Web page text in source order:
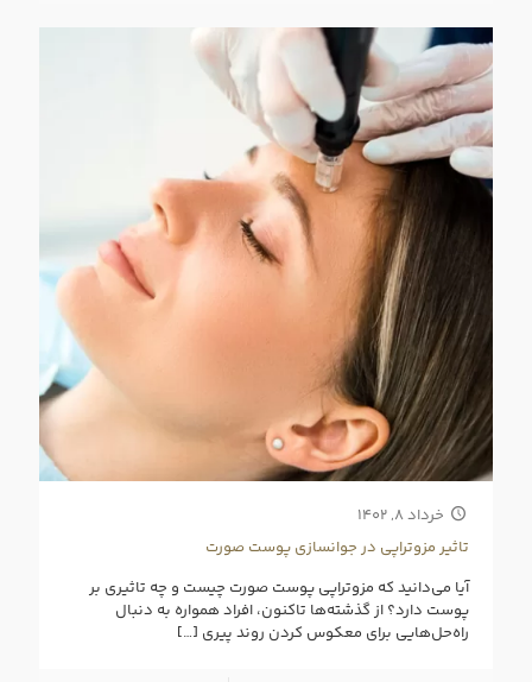
خرداد ۸, ۱۴۰۲
تاثیر مزوتراپی در جوانسازی پوست صورت
آیا می‌دانید که مزوتراپی پوست صورت چیست و چه تاثیری بر
پوست دارد؟ از گذشته‌ها تاکنون، افراد همواره به دنبال
راه‌حل‌هایی برای معکوس کردن روند پیری […]